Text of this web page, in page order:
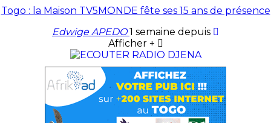
Togo : la Maison TV5MONDE fête ses 15 ans de présence
Edwige APEDO1 semaine depuis
Afficher +